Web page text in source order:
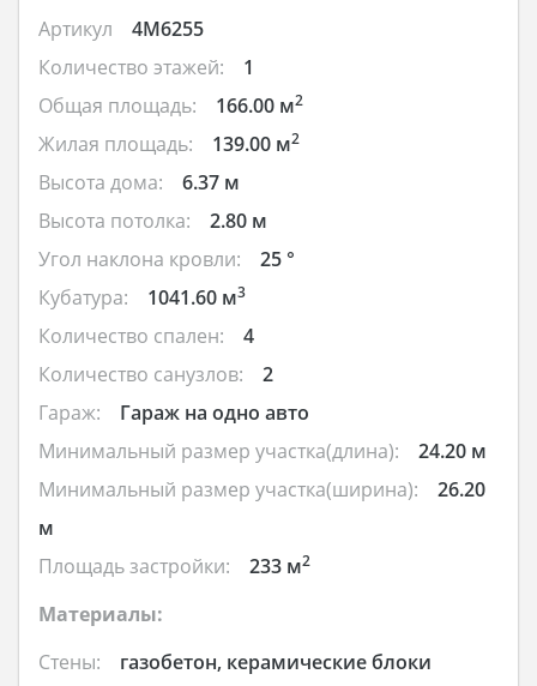
Артикул
4M6255
Количество этажей:
1
Общая площадь:
166.00 м2
Жилая площадь: 139.00 м2
Высота дома:
6.37 м
Высота потолка:
2.80 м
Угол наклона кровли:
25 °
Кубатура:
1041.60 м3
Количество спален:
4
Количество санузлов:
2
Гараж:
Гараж на одно авто
Минимальный размер участка(длина):
24.20 м
Минимальный размер участка(ширина):
26.20
м
Площадь застройки:
233 м2
Материалы:
Стены:
газобетон, керамические блоки